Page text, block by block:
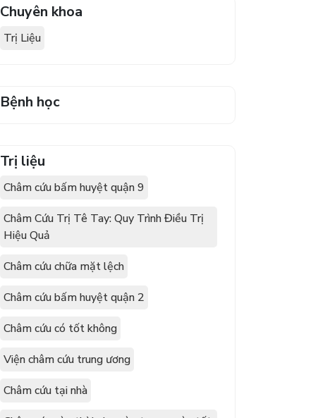
Chuyên khoa
Trị Liệu
Bệnh học
Trị liệu
Châm cứu bấm huyệt quận 9
Châm Cứu Trị Tê Tay: Quy Trình Điều Trị
Hiệu Quả
Châm cứu chữa mặt lệch
Châm cứu bấm huyệt quận 2
Châm cứu có tốt không
Viện châm cứu trung ương
Châm cứu tại nhà